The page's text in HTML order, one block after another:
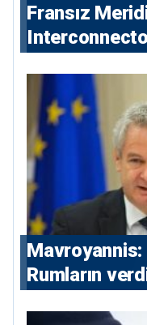
Fransız
Mavroyannis:
Rumların